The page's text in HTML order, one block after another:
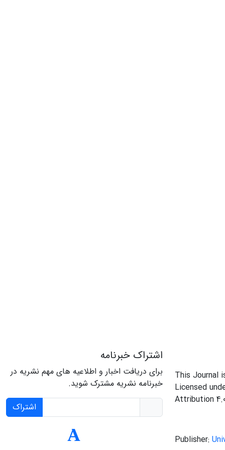
This Journal
Licensed
Attribution
Publisher:
اشتراک خبرنامه
برای دریافت اخبار و اطلاعیه های مهم نشریه در
خبرنامه نشریه مشترک شوید.
اشتراک